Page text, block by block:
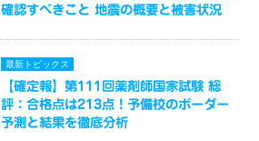
確認すべきこと 地震の概要と被害状況
最新トピックス
【確定報】第111回薬剤師国家試験 総
評：合格点は213点！予備校のボーダー
予測と結果を徹底分析